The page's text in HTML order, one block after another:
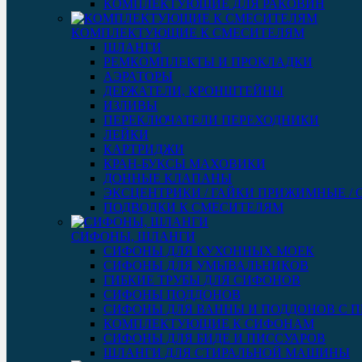
КОМПЛЕКТУЮЩИЕ ДЛЯ РАКОВИН
КОМПЛЕКТУЮЩИЕ К СМЕСИТЕЛЯМ
ШЛАНГИ
РЕМКОМПЛЕКТЫ И ПРОКЛАДКИ
АЭРАТОРЫ
ДЕРЖАТЕЛИ, КРОНШТЕЙНЫ
ИЗЛИВЫ
ПЕРЕКЛЮЧАТЕЛИ ПЕРЕХОДНИКИ
ЛЕЙКИ
КАРТРИДЖИ
КРАН-БУКСЫ МАХОВИКИ
ДОННЫЕ КЛАПАНЫ
ЭКСЦЕНТРИКИ / ГАЙКИ ПРИЖИМНЫЕ /
ПОДВОДКИ К СМЕСИТЕЛЯМ
СИФОНЫ, ШЛАНГИ
СИФОНЫ ДЛЯ КУХОННЫХ МОЕК
СИФОНЫ ДЛЯ УМЫВАЛЬНИКОВ
ГИБКИЕ ТРУБЫ ДЛЯ СИФОНОВ
СИФОНЫ ПОДДОНОВ
СИФОНЫ ДЛЯ ВАННЫ И ПОДДОНОВ С
КОМПЛЕКТУЮЩИЕ К СИФОНАМ
СИФОНЫ ДЛЯ БИДЕ И ПИССУАРОВ
ШЛАНГИ ДЛЯ СТИРАЛЬНОЙ МАШИНЫ